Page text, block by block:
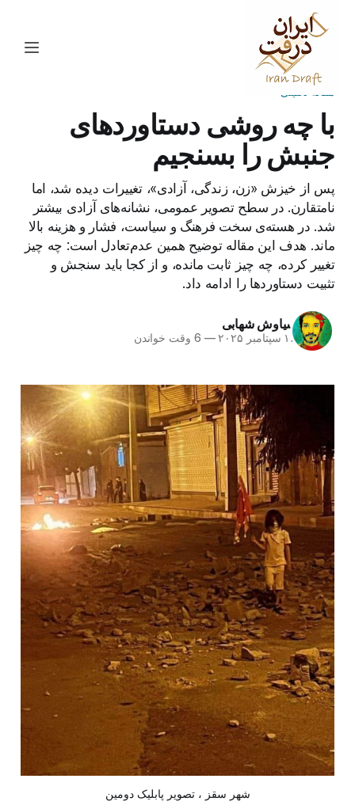
با چه روشی دستاوردهای
جنبش را بسنجیم
پس از خیزش «زن، زندگی، آزادی»، تغییرات دیده شد، اما
نامتقارن. در سطح تصویر عمومی، نشانه‌های آزادی بیشتر
شد. در هسته‌ی سخت فرهنگ و سیاست، فشار و هزینه بالا
ماند. هدف این مقاله توضیح همین عدم‌تعادل است: چه چیز
تغییر کرده، چه چیز ثابت مانده، و از کجا باید سنجش و
تثبیت دستاوردها را ادامه داد.
سیاوش شهابی
۱۶ سپتامبر ۲۰۲۵ —
شهر سقز ، تصویر پابلیک دومین